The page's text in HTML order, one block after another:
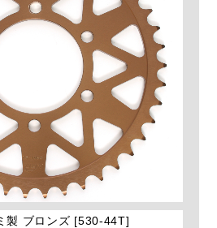
製 ブロンズ [530-44T]